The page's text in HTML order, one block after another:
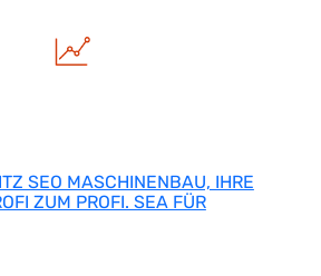
SEO MASCHINENBAU, IHRE
ZUM PROFI. SEA FÜR